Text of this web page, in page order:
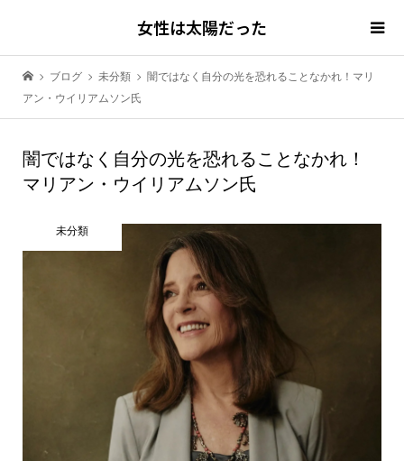
女性は太陽だった
ブログ 未分類
闇ではなく自分の光を恐れることなかれ！マリ
アン・ウイリアムソン氏
闇ではなく自分の光を恐れることなかれ！
マリアン・ウイリアムソン氏
未分類